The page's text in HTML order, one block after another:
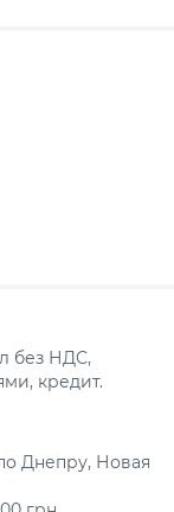
без НДС,
кредит.
Днепру, Новая